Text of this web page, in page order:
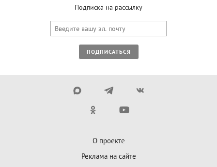
Подписка на рассылку
ПОДПИСАТЬСЯ
О проекте
Реклама на сайте